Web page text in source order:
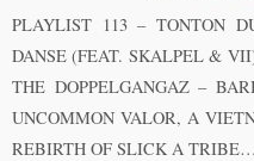
PLAYLIST 113 – TONTON
DANSE (FEAT. SKALPEL &
THE DOPPELGANGAZ –
UNCOMMON VALOR, A
REBIRTH OF SLICK A TRIBE…